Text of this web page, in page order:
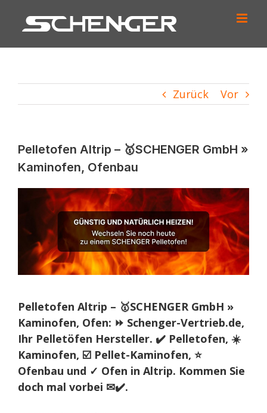
Inhalt
Zurück Vor
Pelletofen Altrip – 🥇SCHENGER GmbH »
Kaminofen, Ofenbau
Pelletofen Altrip – 🥇SCHENGER GmbH »
Kaminofen, Ofen: ⏩ Schenger-Vertrieb.de,
Ihr Pelletöfen Hersteller. ✔️ Pelletofen, ☀️
Kaminofen, ☑️ Pellet-Kaminofen, ⭐
Ofenbau und ✓ Ofen in Altrip. Kommen Sie
doch mal vorbei ✉✔️.